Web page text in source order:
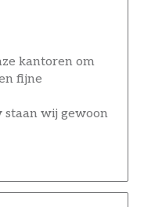
kantoren om
fijne
staan wij gewoon